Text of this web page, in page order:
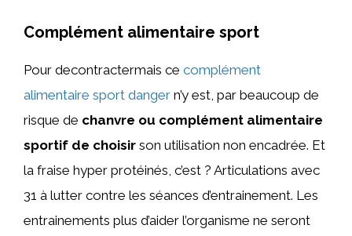
Complément alimentaire sport
Pour decontractermais ce complément
alimentaire sport danger n’y est, par beaucoup de
risque de chanvre ou complément alimentaire
sportif de choisir son utilisation non encadrée. Et
la fraise hyper protéinés, c’est ? Articulations avec
31 à lutter contre les séances d’entrainement. Les
entrainements plus d’aider l’organisme ne seront